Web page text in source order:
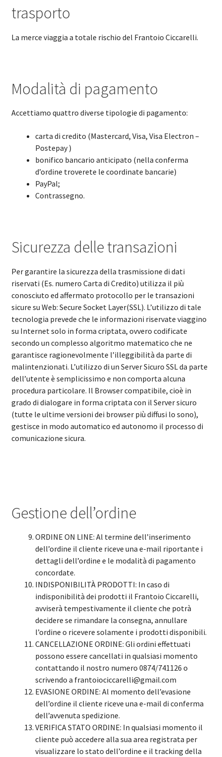
trasporto
La merce viaggia a totale rischio del Frantoio Ciccarelli.
Modalità di pagamento
Accettiamo quattro diverse tipologie di pagamento:
carta di credito (Mastercard, Visa, Visa Electron –
Postepay )
bonifico bancario anticipato (nella conferma
d’ordine troverete le coordinate bancarie)
PayPal;
Contrassegno.
Sicurezza delle transazioni
Per garantire la sicurezza della trasmissione di dati
riservati (Es. numero Carta di Credito) utilizza il più
conosciuto ed affermato protocollo per le transazioni
sicure su Web: Secure Socket Layer(SSL). L’utilizzo di tale
tecnologia prevede che le informazioni riservate viaggino
su Internet solo in forma criptata, ovvero codificate
secondo un complesso algoritmo matematico che ne
garantisce ragionevolmente l’illeggibilità da parte di
malintenzionati. L’utilizzo di un Server Sicuro SSL da parte
dell’utente è semplicissimo e non comporta alcuna
procedura particolare. Il Browser compatibile, cioè in
grado di dialogare in forma criptata con il Server sicuro
(tutte le ultime versioni dei browser più diffusi lo sono),
gestisce in modo automatico ed autonomo il processo di
comunicazione sicura.
Gestione dell’ordine
ORDINE ON LINE: Al termine dell’inserimento
dell’ordine il cliente riceve una e-mail riportante i
dettagli dell’ordine e le modalità di pagamento
concordate.
INDISPONIBILITÀ PRODOTTI: In caso di
indisponibilità dei prodotti il Frantoio Ciccarelli,
avviserà tempestivamente il cliente che potrà
decidere se rimandare la consegna, annullare
l’ordine o ricevere solamente i prodotti disponibili.
CANCELLAZIONE ORDINE: Gli ordini effettuati
possono essere cancellati in qualsiasi momento
contattando il nostro numero 0874/741126 o
scrivendo a frantoiociccarelli@gmail.com
EVASIONE ORDINE: Al momento dell’evasione
dell’ordine il cliente riceve una e-mail di conferma
dell’avvenuta spedizione.
VERIFICA STATO ORDINE: In qualsiasi momento il
cliente può accedere alla sua area registrata per
visualizzare lo stato dell’ordine e il tracking della